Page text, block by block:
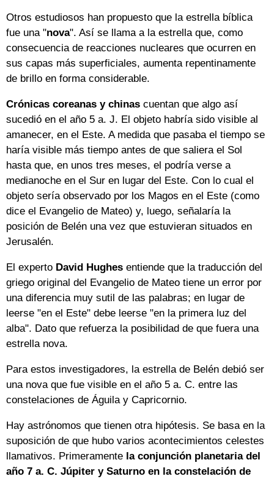
Otros estudiosos han propuesto que la estrella bíblica
fue una "nova". Así se llama a la estrella que, como
consecuencia de reacciones nucleares que ocurren en
sus capas más superficiales, aumenta repentinamente
de brillo en forma considerable.
Crónicas coreanas y chinas cuentan que algo así
sucedió en el año 5 a. J. El objeto habría sido visible al
amanecer, en el Este. A medida que pasaba el tiempo se
haría visible más tiempo antes de que saliera el Sol
hasta que, en unos tres meses, el podría verse a
medianoche en el Sur en lugar del Este. Con lo cual el
objeto sería observado por los Magos en el Este (como
dice el Evangelio de Mateo) y, luego, señalaría la
posición de Belén una vez que estuvieran situados en
Jerusalén.
El experto David Hughes entiende que la traducción del
griego original del Evangelio de Mateo tiene un error por
una diferencia muy sutil de las palabras; en lugar de
leerse "en el Este" debe leerse "en la primera luz del
alba". Dato que refuerza la posibilidad de que fuera una
estrella nova.
Para estos investigadores, la estrella de Belén debió ser
una nova que fue visible en el año 5 a. C. entre las
constelaciones de Águila y Capricornio.
Hay astrónomos que tienen otra hipótesis. Se basa en la
suposición de que hubo varios acontecimientos celestes
llamativos. Primeramente la conjunción planetaria del
año 7 a. C. Júpiter y Saturno en la constelación de